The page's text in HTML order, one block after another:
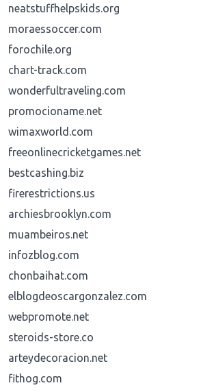
neatstuffhelpskids.org
moraessoccer.com
forochile.org
chart-track.com
wonderfultraveling.com
promocioname.net
wimaxworld.com
freeonlinecricketgames.net
bestcashing.biz
firerestrictions.us
archiesbrooklyn.com
muambeiros.net
infozblog.com
chonbaihat.com
elblogdeoscargonzalez.com
webpromote.net
steroids-store.co
arteydecoracion.net
fithog.com